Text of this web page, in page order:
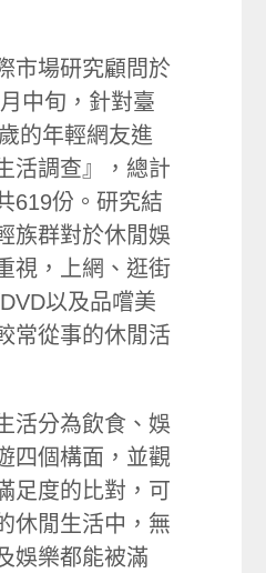
場研究顧問於
中旬，針對臺
的年輕網友進
活調查』，總計
619份。研究結
族群對於休閒娛
視，上網、逛街
以及品嚐美
常從事的休閒活
分為飲食、娛
四個構面，並觀
足度的比對，可
休閒生活中，無
娛樂都能被滿